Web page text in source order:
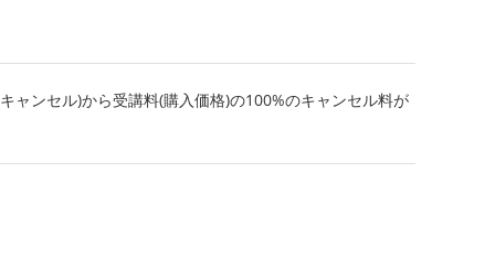
ャンセル)から受講料(購入価格)の100%のキャンセル料が